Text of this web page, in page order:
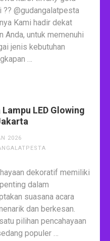
?? @gudangalatpesta
Kami hadir dekat
Anda, untuk memenuhi
jenis kebutuhan
…
Lampu LED Glowing
2026
dekoratif memiliki
dalam
suasana acara
dan berkesan.
pilihan pencahayaan
populer …